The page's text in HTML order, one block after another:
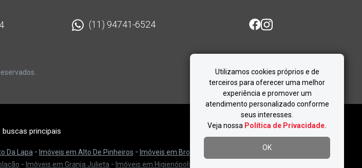
(11) 94741-6524
Utilizamos cookies próprios e de
terceiros para oferecer uma melhor
experiência e promover um
atendimento personalizado conforme
seus interesses.
Veja nossa Política de Privacidade.
OK
buscas principais
Da Lapa - Imóveis em Alto De Pinheiros - Imóveis em Brooklin Campo Belo
- Imóveis em Granja Julieta - Imóveis em Higienópolis